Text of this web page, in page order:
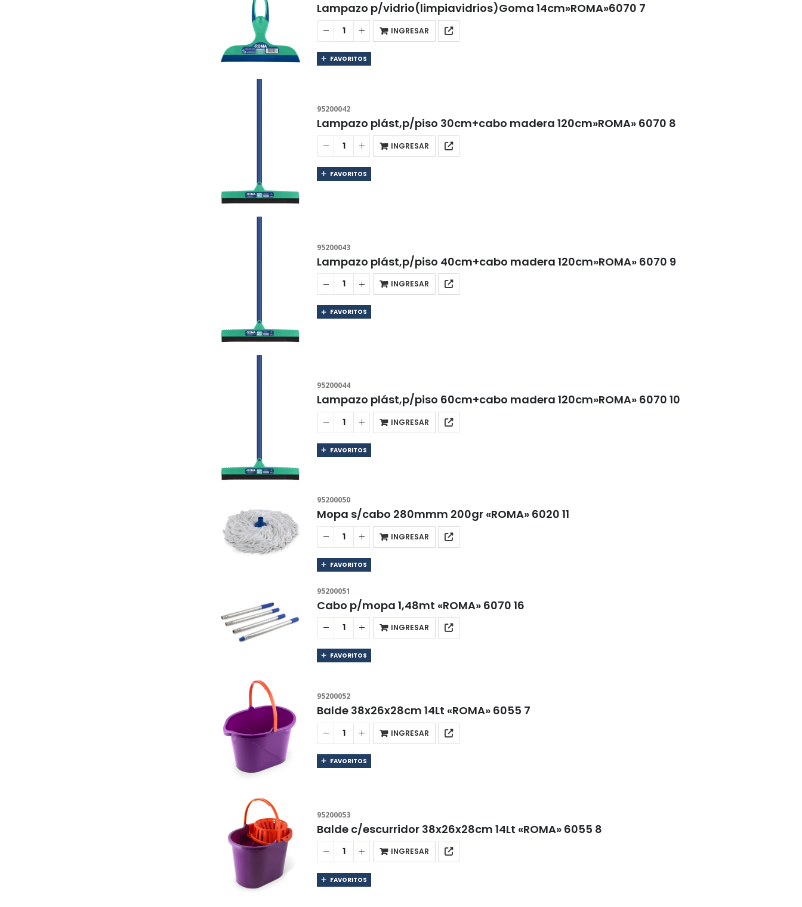
Lampazo p/vidrio(limpiavidrios)Goma 14cm»ROMA»6070 7
INGRESAR
FAVORITOS
95200042
Lampazo plást,p/piso 30cm+cabo madera 120cm»ROMA» 6070 8
INGRESAR
FAVORITOS
95200043
Lampazo plást,p/piso 40cm+cabo madera 120cm»ROMA» 6070 9
INGRESAR
FAVORITOS
95200044
Lampazo plást,p/piso 60cm+cabo madera 120cm»ROMA» 6070 10
INGRESAR
FAVORITOS
95200050
Mopa s/cabo 280mmm 200gr «ROMA» 6020 11
INGRESAR
FAVORITOS
95200051
Cabo p/mopa 1,48mt «ROMA» 6070 16
INGRESAR
FAVORITOS
95200052
Balde 38x26x28cm 14Lt «ROMA» 6055 7
INGRESAR
FAVORITOS
95200053
Balde c/escurridor 38x26x28cm 14Lt «ROMA» 6055 8
INGRESAR
FAVORITOS